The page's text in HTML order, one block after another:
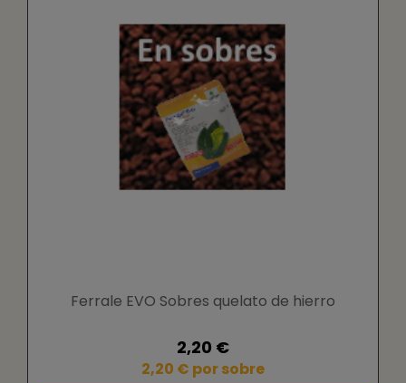
Ferrale EVO Sobres quelato de hierro
2,20 €
2,20 € por sobre